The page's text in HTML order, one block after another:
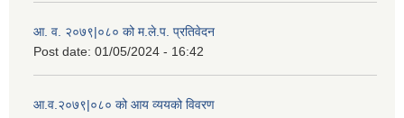
आ. व. २०७९|०८० को म.ले.प. प्रतिवेदन
Post date: 01/05/2024 - 16:42
आ.व.२०७९|०८० को आय व्ययको विवरण